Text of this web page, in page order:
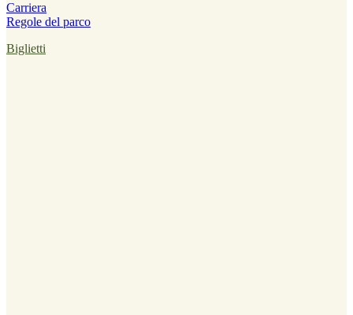
Carriera
Regole del parco
Biglietti